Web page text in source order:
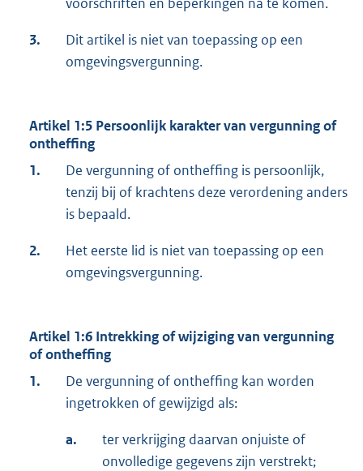
3.
Dit artikel is niet van toepassing op een
omgevingsvergunning.
Artikel 1:5 Persoonlijk karakter van vergunning of
ontheffing
1.
De vergunning of ontheffing is persoonlijk,
tenzij bij of krachtens deze verordening anders
is bepaald.
2.
Het eerste lid is niet van toepassing op een
omgevingsvergunning.
Artikel 1:6 Intrekking of wijziging van vergunning
of ontheffing
1.
De vergunning of ontheffing kan worden
ingetrokken of gewijzigd als:
a.
ter verkrijging daarvan onjuiste of
onvolledige gegevens zijn verstrekt;